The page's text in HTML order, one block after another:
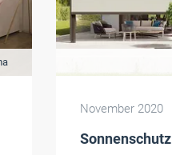
November 2020